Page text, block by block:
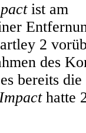
ist am
2
des
bereits
hatte